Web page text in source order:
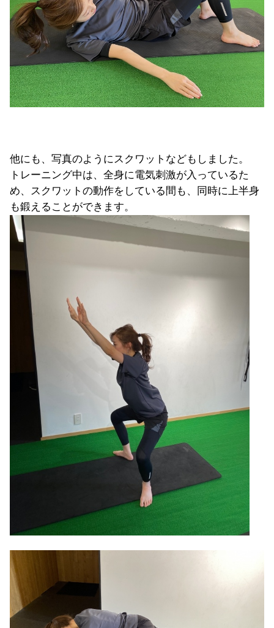
他にも、写真のようにスクワットなどもしました。
トレーニング中は、全身に電気刺激が入っているた
め、スクワットの動作をしている間も、同時に上半身
も鍛えることができます。